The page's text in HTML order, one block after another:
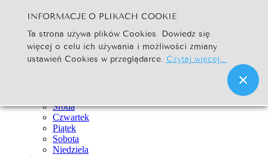
Szukaj... Go
Strona Główna
Newsy
Środa
Czwartek
Piątek
Sobota
Niedziela
INFORMACJE O PLIKACH COOKIE
Ta strona używa plików Cookies. Dowiedz się
więcej o celu ich używania i możliwości zmiany
ustawień Cookies w przeglądarce. Czytaj więcej...